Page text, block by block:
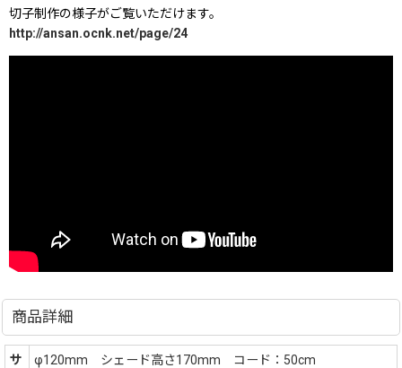
切子制作の様子がご覧いただけます。
http://ansan.ocnk.net/page/24
商品詳細
サ
φ120mm シェード高さ170mm コード：50cm